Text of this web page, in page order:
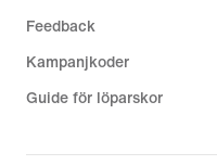
Feedback
Kampanjkoder
Guide för löparskor